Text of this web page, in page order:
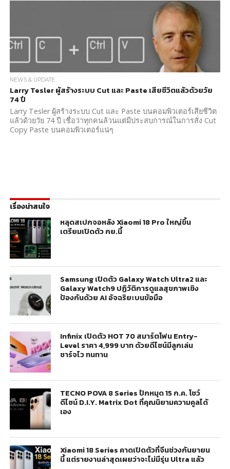
NEWS & UPDATE
Larry Tesler ผู้สร้างระบบ Cut และ Paste เสียชีวิตแล้วด้วยวัย
74 ปี
Larry Tesler ผู้สร้างระบบ Cut และ Paste บนคอมพิวเตอร์เสียชีวิต
แล้วด้วยวัย 74 ปี เชื่อว่าทุกคนล้วนแต่มีประสบการณ์ในการสั่ง Cut
Copy Paste บนคอมพิวเตอร์แน่ๆ
เรื่องน่าสนใจ
หลุดสเปกจอหลัง Xiaomi 18 Pro ใหญ่ขึ้น
เตรียมเปิดตัว กย.นี้
Samsung เปิดตัว Galaxy Watch Ultra2 และ
Galaxy Watch9 ปฏิวัติการดูแลสุขภาพเชิง
ป้องกันด้วย AI อัจฉริยะบนข้อมือ
Infinix เปิดตัว HOT 70 สมาร์ตโฟน Entry-
Level ราคา 4,999 บาท ด้วยดีไซน์มีลูกเล่น
ชาร์จไว ทนทาน
TECNO POVA 8 Series ปักหมุด 15 ก.ค. โชว์
ดีไซน์ D.I.Y. Matrix Dot ที่คุณนิยามความคูลได้
เอง
Xiaomi 18 Series คาดเปิดตัวที่จีนช่วงกันยายน
นี้ แต่รายงานล่าสุดเผยว่าจะไม่มีรุ่น Ultra แล้ว